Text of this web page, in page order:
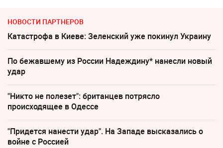
НОВОСТИ ПАРТНЕРОВ
Катастрофа в Киеве: Зеленский уже покинул Украину
По бежавшему из России Надеждину* нанесли новый
удар
"Никто не полезет": британцев потрясло
происходящее в Одессе
"Придется нанести удар". На Западе высказались о
войне с Россией